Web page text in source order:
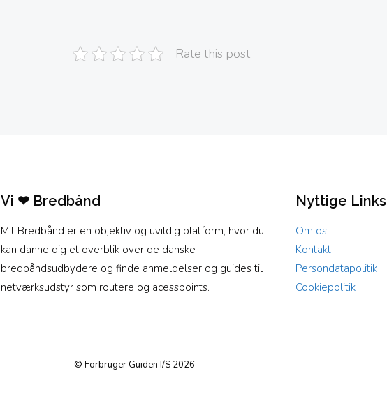
Rate this post
Vi ❤ Bredbånd
Mit Bredbånd er en objektiv og uvildig platform, hvor du
kan danne dig et overblik over de danske
bredbåndsudbydere og finde anmeldelser og guides til
netværksudstyr som routere og acesspoints.
Nyttige Links
Om os
Kontakt
Persondatapolitik
Cookiepolitik
© Forbruger Guiden I/S 2026